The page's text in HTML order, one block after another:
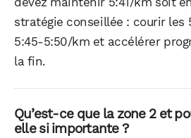
stratégie conseillée : courir les
5:45-5:50/km et accélérer
la fin.
Qu’est-ce que la zone 2 et
elle si importante ?
Facebook X